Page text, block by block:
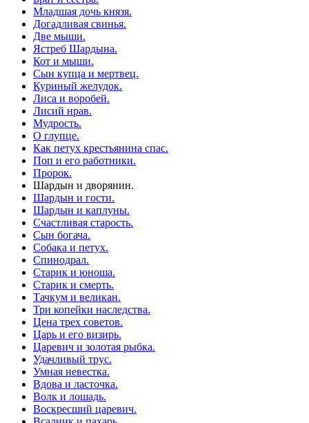
Младшая дочь князя.
Догадливая свинья.
Две мыши.
Ястреб Шардына.
Кот и мыши.
Сын купца и мертвец.
Куриный желудок.
Лиса и воробей.
Лисий нрав.
Мудрость.
О глупце.
Как петух крестьянина спас.
Поп и его работники.
Пророк.
Шардын и дворянин.
Шардын и гости.
Шардын и каплуны.
Счастливая старость.
Сын богача.
Собака и петух.
Спинодрал.
Старик и юноша.
Старик и смерть.
Тачкум и великан.
Три копейки наследства.
Цена трех советов.
Царь и его визирь.
Царевич и золотая рыбка.
Удачливый трус.
Умная невестка.
Вдова и ласточка.
Волк и лошадь.
Воскресший царевич.